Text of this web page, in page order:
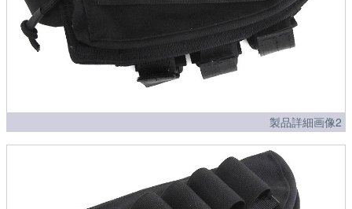
製品詳細画像2